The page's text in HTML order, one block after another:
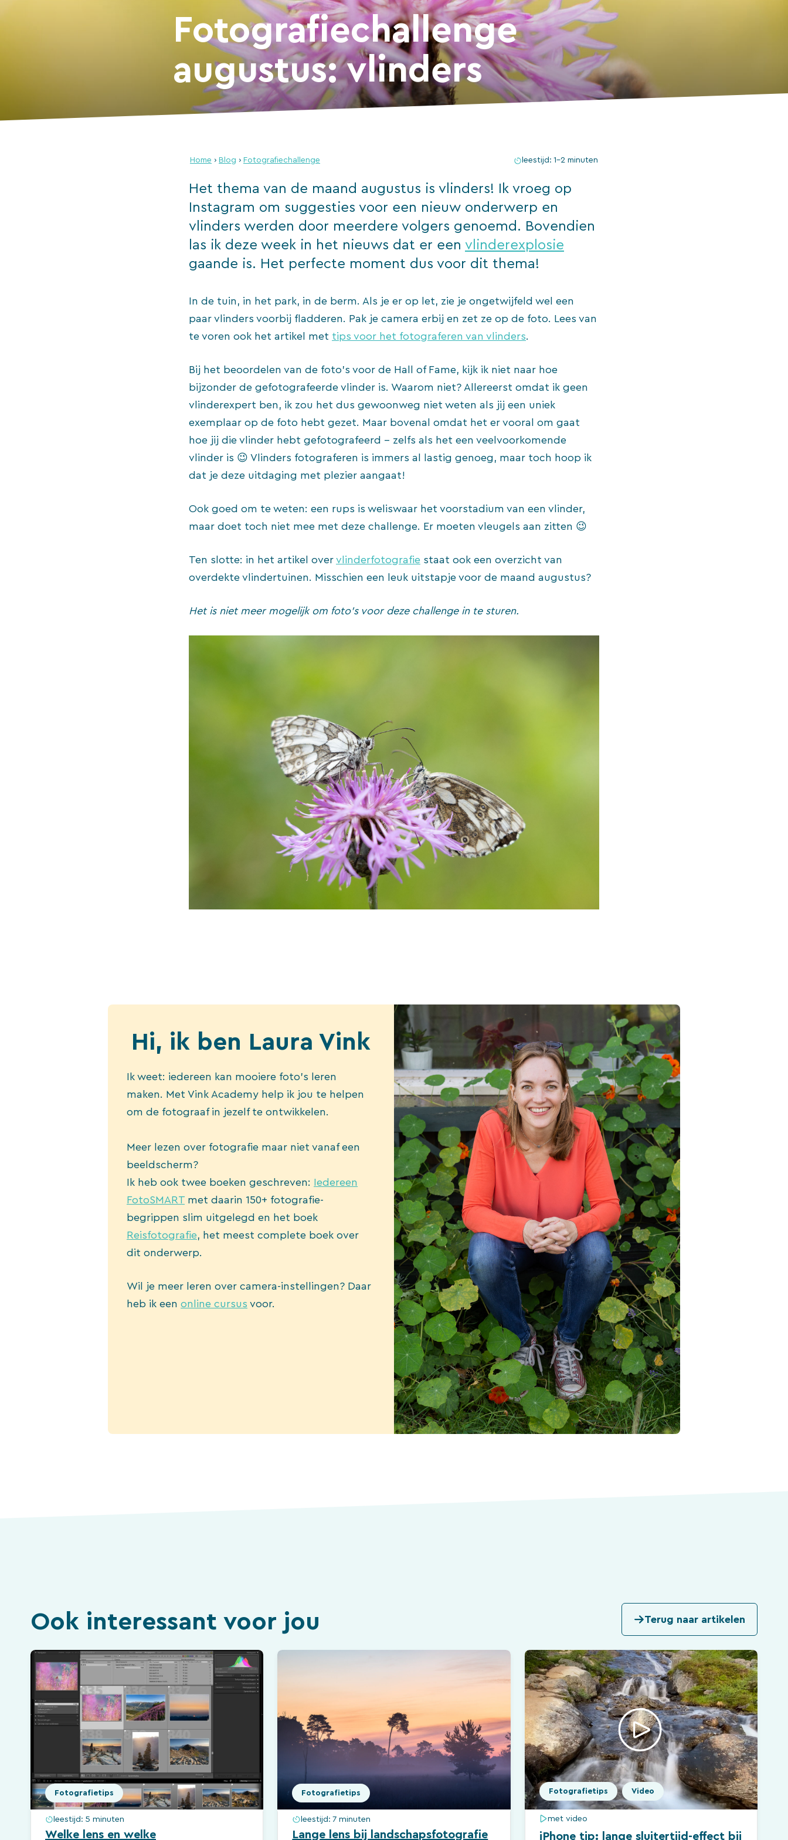
Fotografiechallenge
augustus: vlinders
Home › Blog › Fotografiechallenge leestijd: 1–2 minuten
Het thema van de maand augustus is vlinders! Ik vroeg op
Instagram om suggesties voor een nieuw onderwerp en
vlinders werden door meerdere volgers genoemd. Bovendien
las ik deze week in het nieuws dat er een vlinderexplosie
gaande is. Het perfecte moment dus voor dit thema!
In de tuin, in het park, in de berm. Als je er op let, zie je ongetwijfeld wel een
paar vlinders voorbij fladderen. Pak je camera erbij en zet ze op de foto. Lees van
te voren ook het artikel met tips voor het fotograferen van vlinders.
Bij het beoordelen van de foto’s voor de Hall of Fame, kijk ik niet naar hoe
bijzonder de gefotografeerde vlinder is. Waarom niet? Allereerst omdat ik geen
vlinderexpert ben, ik zou het dus gewoonweg niet weten als jij een uniek
exemplaar op de foto hebt gezet. Maar bovenal omdat het er vooral om gaat
hoe jij die vlinder hebt gefotografeerd – zelfs als het een veelvoorkomende
vlinder is 😉 Vlinders fotograferen is immers al lastig genoeg, maar toch hoop ik
dat je deze uitdaging met plezier aangaat!
Ook goed om te weten: een rups is weliswaar het voorstadium van een vlinder,
maar doet toch niet mee met deze challenge. Er moeten vleugels aan zitten 😉
Ten slotte: in het artikel over vlinderfotografie staat ook een overzicht van
overdekte vlindertuinen. Misschien een leuk uitstapje voor de maand augustus?
Het is niet meer mogelijk om foto’s voor deze challenge in te sturen.
Hi, ik ben Laura Vink
Ik weet: iedereen kan mooiere foto’s leren
maken. Met Vink Academy help ik jou te helpen
om de fotograaf in jezelf te ontwikkelen.
Meer lezen over fotografie maar niet vanaf een
beeldscherm?
Ik heb ook twee boeken geschreven: Iedereen
FotoSMART met daarin 150+ fotografie-
begrippen slim uitgelegd en het boek
Reisfotografie, het meest complete boek over
dit onderwerp.
Wil je meer leren over camera-instellingen? Daar
heb ik een online cursus voor.
Ook interessant voor jou Terug naar artikelen
Fotografietips
leestijd: 5 minuten
Welke lens en welke
Fotografietips
leestijd: 7 minuten
Lange lens bij landschapsfotografie
Fotografietips Video
met video
iPhone tip: lange sluitertijd-effect bij